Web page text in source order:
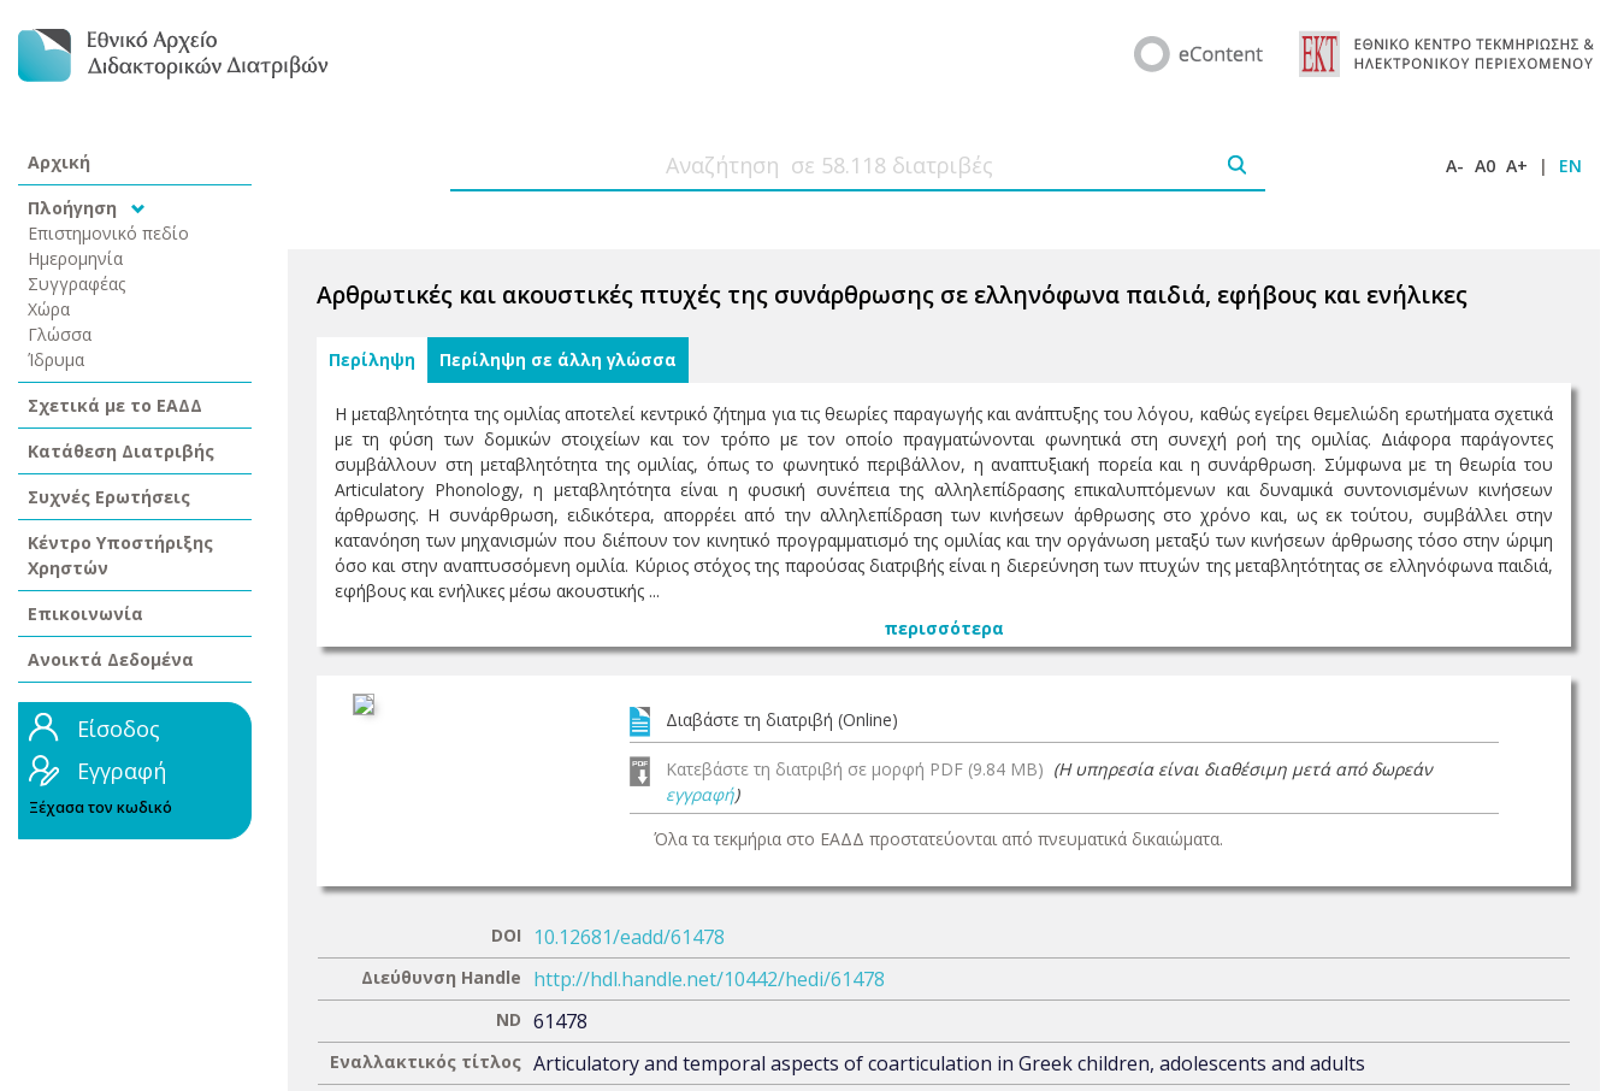
Αρχική
Πλοήγηση
Επιστημονικό πεδίο
Ημερομηνία
Συγγραφέας
Χώρα
Γλώσσα
Ίδρυμα
Σχετικά με το ΕΑΔΔ
Κατάθεση Διατριβής
Συχνές Ερωτήσεις
Κέντρο Υποστήριξης
Χρηστών
Επικοινωνία
Ανοικτά Δεδομένα
Είσοδος
Εγγραφή
Ξέχασα τον κωδικό
A- A0 A+ | EN
Αρθρωτικές και ακουστικές πτυχές της συνάρθρωσης σε ελληνόφωνα παιδιά, εφήβους και ενήλικες
Περίληψη Περίληψη σε άλλη γλώσσα
Η μεταβλητότητα της ομιλίας αποτελεί κεντρικό ζήτημα για τις θεωρίες παραγωγής και ανάπτυξης του λόγου, καθώς εγείρει θεμελιώδη ερωτήματα σχετικά
με τη φύση των δομικών στοιχείων και τον τρόπο με τον οποίο πραγματώνονται φωνητικά στη συνεχή ροή της ομιλίας. Διάφορα παράγοντες
συμβάλλουν στη μεταβλητότητα της ομιλίας, όπως το φωνητικό περιβάλλον, η αναπτυξιακή πορεία και η συνάρθρωση. Σύμφωνα με τη θεωρία του
Articulatory Phonology, η μεταβλητότητα είναι η φυσική συνέπεια της αλληλεπίδρασης επικαλυπτόμενων και δυναμικά συντονισμένων κινήσεων
άρθρωσης. Η συνάρθρωση, ειδικότερα, απορρέει από την αλληλεπίδραση των κινήσεων άρθρωσης στο χρόνο και, ως εκ τούτου, συμβάλλει στην
κατανόηση των μηχανισμών που διέπουν τον κινητικό προγραμματισμό της ομιλίας και την οργάνωση μεταξύ των κινήσεων άρθρωσης τόσο στην ώριμη
όσο και στην αναπτυσσόμενη ομιλία. Κύριος στόχος της παρούσας διατριβής είναι η διερεύνηση των πτυχών της μεταβλητότητας σε ελληνόφωνα παιδιά,
εφήβους και ενήλικες μέσω ακουστικής ...
περισσότερα
Διαβάστε τη διατριβή (Online)
Κατεβάστε τη διατριβή σε μορφή PDF (9.84 MB) (Η υπηρεσία είναι διαθέσιμη μετά από δωρεάν
εγγραφή)
Όλα τα τεκμήρια στο ΕΑΔΔ προστατεύονται από πνευματικά δικαιώματα.
DOI 10.12681/eadd/61478
Διεύθυνση Handle http://hdl.handle.net/10442/hedi/61478
ND 61478
Εναλλακτικός τίτλος Αrticulatory and temporal aspects of coarticulation in Greek children, adolescents and adults